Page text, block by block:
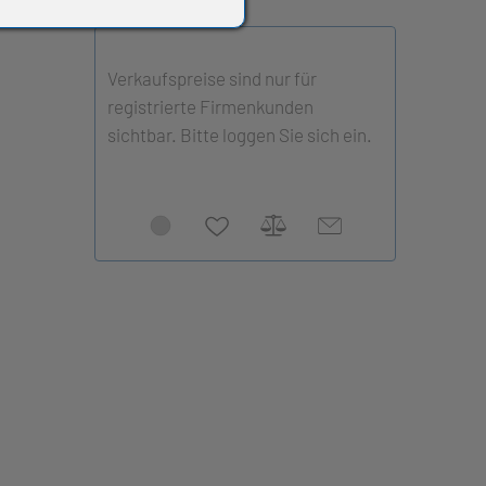
Verkaufspreise sind nur für
registrierte Firmenkunden
sichtbar. Bitte loggen Sie sich ein.